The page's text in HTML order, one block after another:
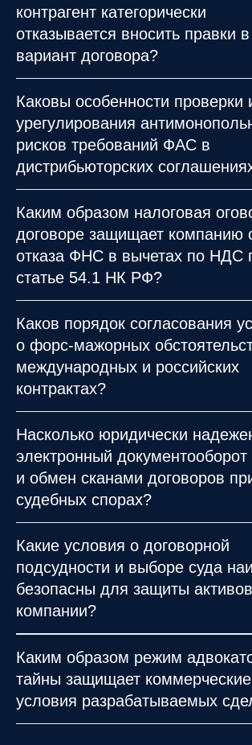
контрагент категорически
отказывается вносить правки
вариант договора?
Каковы особенности проверки
урегулирования
рисков требований ФАС в
дистрибьюторских
Каким образом налоговая
договоре защищает компанию
отказа ФНС в вычетах по НДС
статье 54.1 НК РФ?
Каков порядок согласования
о форс-мажорных
международных и российских
контрактах?
Насколько юридически
электронный
и обмен сканами договоров
судебных спорах?
Какие условия о договорной
подсудности и выборе суда
безопасны для защиты активов
компании?
Каким образом режим
тайны защищает коммерческие
условия разрабатываемых